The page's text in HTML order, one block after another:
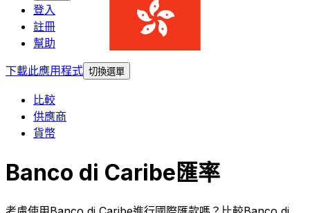
登入
註冊
幫助
下載此應用程式 切換選單
比較
供應商
貨幣
Banco di Caribe匯率